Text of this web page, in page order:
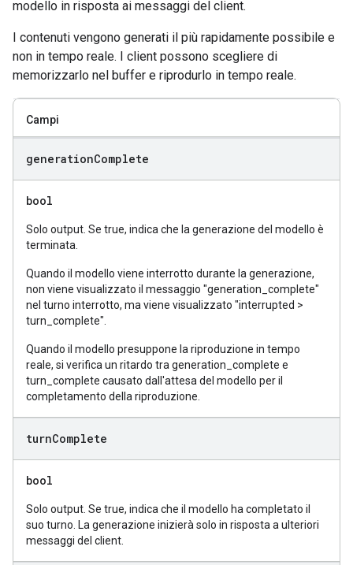
modello in risposta ai messaggi del client.
I contenuti vengono generati il più rapidamente possibile e
non in tempo reale. I client possono scegliere di
memorizzarlo nel buffer e riprodurlo in tempo reale.
Campi
generationComplete
bool
Solo output. Se true, indica che la generazione del modello è
terminata.
Quando il modello viene interrotto durante la generazione,
non viene visualizzato il messaggio "generation_complete"
nel turno interrotto, ma viene visualizzato "interrupted >
turn_complete".
Quando il modello presuppone la riproduzione in tempo
reale, si verifica un ritardo tra generation_complete e
turn_complete causato dall'attesa del modello per il
completamento della riproduzione.
turnComplete
bool
Solo output. Se true, indica che il modello ha completato il
suo turno. La generazione inizierà solo in risposta a ulteriori
messaggi del client.